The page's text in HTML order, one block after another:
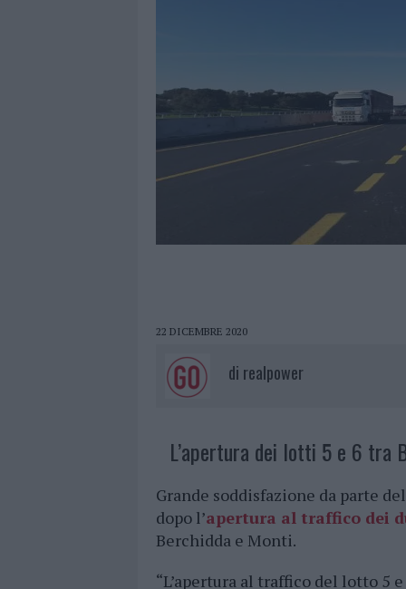
22 DICEMBRE 2020
di realpower
L’apertura dei lotti 5 e 6 tra
Grande soddisfazione da parte
dopo l’apertura al traffico dei
Berchidda e Monti.
“L’apertura al traffico del lotto 5